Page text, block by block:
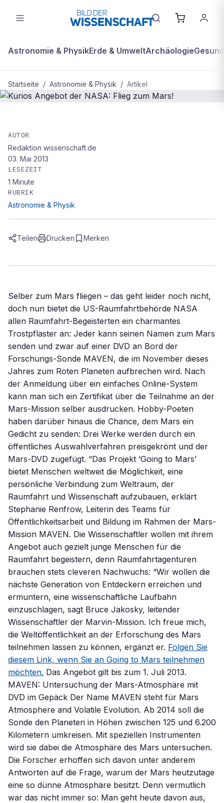
Astronomie & PhysikErde & UmweltArchäologie
Startseite / Astronomie & Physik / Artikel
Kurios Angebot der NASA: Flieg zum
Mars!
AUTOR
Redaktion wissenschaft.de
03. Mai 2013
LESEZEIT
1 Minute
RUBRIK
Astronomie & Physik
Teilen Drucken Merken
Selber zum Mars fliegen – das geht leider noch nicht,
doch nun bietet die US-Raumfahrtbehörde NASA
allen Raumfahrt-Begeisterten ein charmantes
Trostpflaster an: Jeder kann seinen Namen zum Mars
senden und zwar auf einer DVD an Bord der
Forschungs-Sonde MAVEN, die im November dieses
Jahres zum Roten Planeten aufbrechen wird. Nach
der Anmeldung über ein einfaches Online-System
kann man sich ein Zertifikat über die Teilnahme an der
Mars-Mission selber ausdrucken. Hobby-Poeten
haben darüber hinaus die Chance, dem Mars ein
Gedicht zu senden: Drei Werke werden durch ein
öffentliches Auswahlverfahren preisgekrönt und der
Mars-DVD zugefügt. “Das Projekt ‘Going to Mars’
bietet Menschen weltweit die Möglichkeit, eine
persönliche Verbindung zum Weltraum, der
Raumfahrt und Wissenschaft aufzubauen, erklärt
Stephanie Renfrow, Leiterin des Teams für
Öffentlichkeitsarbeit und Bildung im Rahmen der Mars-
Mission MAVEN. Die Wissenschaftler wollen mit ihrem
Angebot auch gezielt junge Menschen für die
Raumfahrt begeistern, denn Raumfahrtagenturen
brauchen stets cleveren Nachwuchs: “Wir wollen die
nächste Generation von Entdeckern erreichen und
ermuntern, eine wissenschaftliche Laufbahn
einzuschlagen, sagt Bruce Jakosky, leitender
Wissenschaftler der Marvin-Mission. Ich freue mich,
die Weltöffentlichkeit an der Erforschung des Mars
teilnehmen lassen zu können, ergänzt er. Folgen Sie
diesem Link, wenn Sie an Going to Mars teilnehmen
möchten. Das Angebot gilt bis zum 1. Juli 2013.
MAVEN: Untersuchung der Mars-Atmosphäre mit
DVD im Gepäck Der Name MAVEN steht für Mars
Atmosphere and Volatile Evolution. Ab 2014 soll die
Sonde den Planeten in Höhen zwischen 125 und 6.200
Kilometern umkreisen. Mit speziellen Instrumenten
wird sie dabei die Atmosphäre des Mars untersuchen.
Die Forscher erhoffen sich davon unter anderem
Antworten auf die Frage, warum der Mars heutzutage
eine so dünne Atmosphäre besitzt. Denn vermutlich
war das nicht immer so: Man geht heute davon aus,